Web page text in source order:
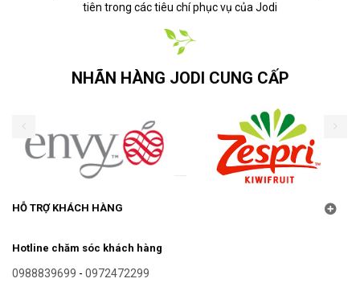
tiên trong các tiêu chí phục vụ của Jodi
NHÃN HÀNG JODI CUNG CẤP
HỖ TRỢ KHÁCH HÀNG
Hotline chăm sóc khách hàng
0988839699 - 0972472299